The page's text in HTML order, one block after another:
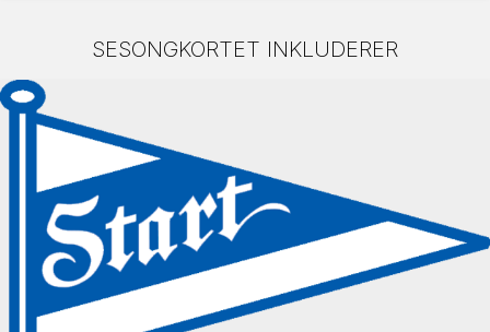
SESONGKORTET INKLUDERER